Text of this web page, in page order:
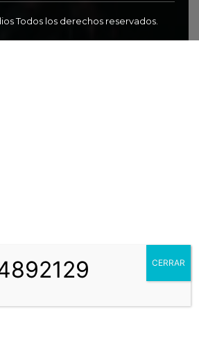
Todos los derechos reservados.